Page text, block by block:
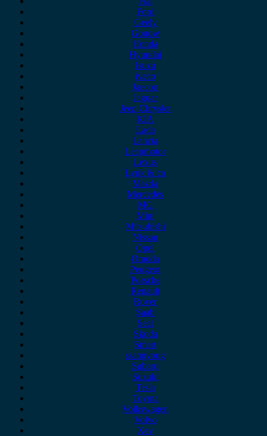
Ford
Geely
Gonow
Honda
Hyundai
Isuzu
iveco
Jaecoo
Jaguar
Jeep Chrysler
KIA
Lada
Lancia
Leapmotor
Lexus
Lynk & co
Mazda
Mercedes
MG
Mini
Mitsubishi
Nissan
Opel
Omoda
Peugeot
Porsche
Renault
Rover
Saab
Seat
Skoda
Smart
ssangyong
Subaru
Suzuki
Tesla
Toyota
Volkswagen
Volvo
Xev